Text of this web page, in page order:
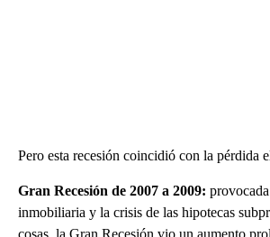
Pero esta recesión coincidió con la pérdida
Gran Recesión de 2007 a 2009:
inmobiliaria y la crisis de las hipotecas
cosas, la Gran Recesión vio un aumento